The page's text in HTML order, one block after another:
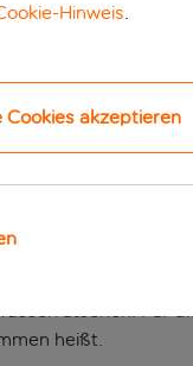
einige der
zu deinen
Pilates bis
Für
heißt.
Hinweis.
Cookies akzeptieren